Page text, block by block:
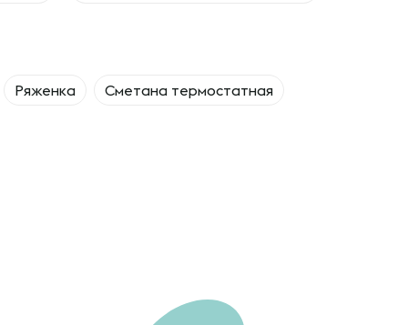
Ряженка Сметана термостатная